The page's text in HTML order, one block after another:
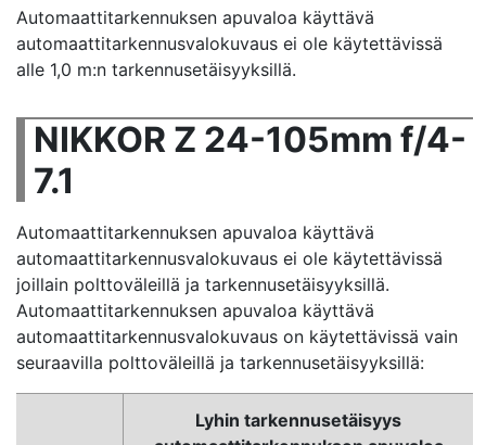
Automaattitarkennuksen apuvaloa käyttävä
automaattitarkennusvalokuvaus ei ole käytettävissä
alle 1,0 m:n tarkennusetäisyyksillä.
NIKKOR Z 24-105mm f/4-
7.1
Automaattitarkennuksen apuvaloa käyttävä
automaattitarkennusvalokuvaus ei ole käytettävissä
joillain polttoväleillä ja tarkennusetäisyyksillä.
Automaattitarkennuksen apuvaloa käyttävä
automaattitarkennusvalokuvaus on käytettävissä vain
seuraavilla polttoväleillä ja tarkennusetäisyyksillä:
Lyhin tarkennusetäisyys